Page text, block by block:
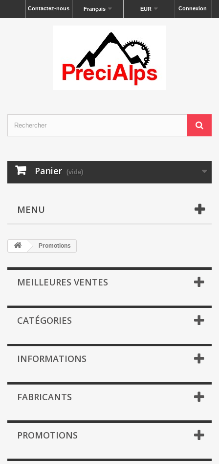
Connexion
EUR
Français
Contactez-nous
Panier (vide)
MENU
Promotions
MEILLEURES VENTES
CATÉGORIES
INFORMATIONS
FABRICANTS
PROMOTIONS